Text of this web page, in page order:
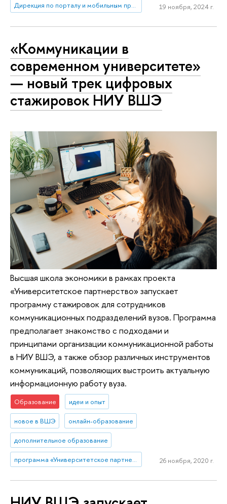
Дирекция по порталу и мобильным приложениям 19 ноября, 2024 г.
«Коммуникации в
современном университете»
— новый трек цифровых
стажировок НИУ ВШЭ
Высшая школа экономики в рамках проекта
«Университетское партнерство» запускает
программу стажировок для сотрудников
коммуникационных подразделений вузов. Программа
предполагает знакомство с подходами и
принципами организации коммуникационной работы
в НИУ ВШЭ, а также обзор различных инструментов
коммуникаций, позволяющих выстроить актуальную
информационную работу вуза.
Образование идеи и опыт
новое в ВШЭ онлайн-образование
дополнительное образование
программа «Университетское партнерство» 26 ноября, 2020 г.